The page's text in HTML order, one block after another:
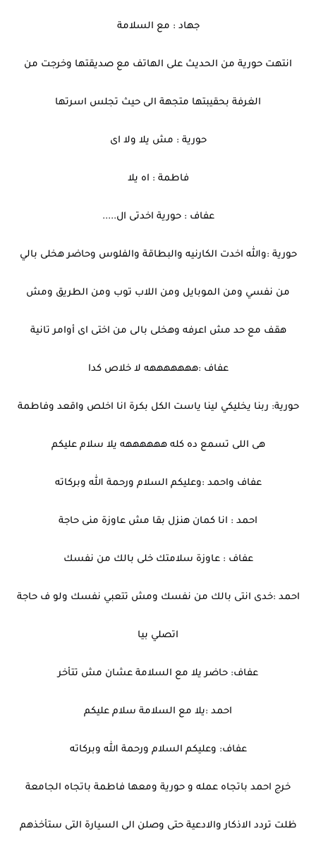
جهاد : مع السلامة
انتهت حورية من الحديث على الهاتف مع صديقتها وخرجت من
الغرفة بحقيبتها متجهة الى حيث تجلس اسرتها
حورية : مش يلا ولا اى
فاطمة : اه يلا
عفاف : حورية اخدتى ال.....
حورية :والله اخدت الكارنيه والبطاقة والفلوس وحاضر هخلى بالي
من نفسي ومن الموبايل ومن اللاب توب ومن الطريق ومش
هقف مع حد مش اعرفه وهخلى بالى من اختى اى أوامر تانية
عفاف :هههههههه لا خلاص كدا
حورية: ربنا يخليكي لينا ياست الكل بكرة انا اخلص واقعد وفاطمة
هى اللى تسمع ده كله ههههههه يلا سلام عليكم
عفاف واحمد :وعليكم السلام ورحمة الله وبركاته
احمد : انا كمان هنزل بقا مش عاوزة منى حاجة
عفاف : عاوزة سلامتك خلى بالك من نفسك
احمد :خدى انتى بالك من نفسك ومش تتعبي نفسك ولو ف حاجة
اتصلي بيا
عفاف: حاضر يلا مع السلامة عشان مش تتأخر
احمد :يلا مع السلامة سلام عليكم
عفاف: وعليكم السلام ورحمة الله وبركاته
خرج احمد باتجاه عمله و حورية ومعها فاطمة باتجاه الجامعة
ظلت تردد الاذكار والادعية حتى وصلن الى السيارة التى ستأخذهم